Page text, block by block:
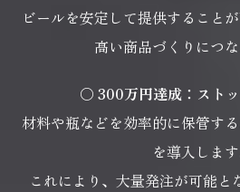
ビールを安定して提供することが
高い商品づくりにつな
〇 300万円達成：スト
材料や瓶などを効率的に保管す
を導入します
これにより、大量発注が可能